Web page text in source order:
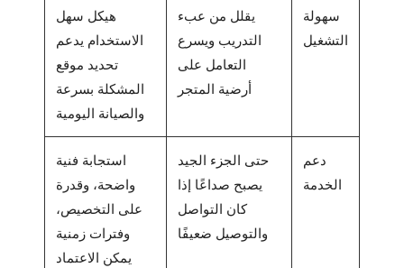
سهولة
التشغيل
يقلل من عبء
التدريب ويسرع
التعامل على
أرضية المتجر
هيكل سهل
الاستخدام يدعم
تحديد موقع
المشكلة بسرعة
والصيانة اليومية
دعم
الخدمة
حتى الجزء الجيد
يصبح صداعًا إذا
كان التواصل
والتوصيل ضعيفًا
استجابة فنية
واضحة، وقدرة
على التخصيص،
وفترات زمنية
يمكن الاعتماد